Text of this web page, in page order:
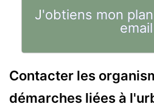
J'obtiens mon
email
Contacter les
démarches liées à